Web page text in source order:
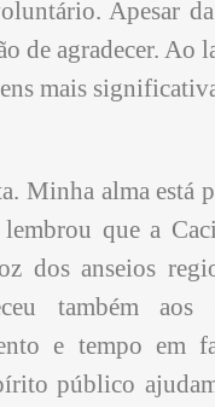
Apesar
de agradecer.
mais
Minha alma está
que a
dos anseios
também aos
e tempo em
público